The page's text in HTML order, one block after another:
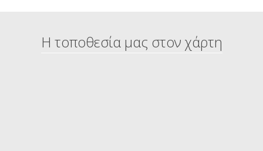
Η τοποθεσία μας στον χάρτη